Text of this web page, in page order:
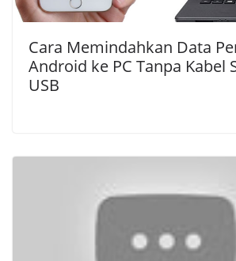
Cara Memindahkan Data
Android ke PC Tanpa Kabel
USB